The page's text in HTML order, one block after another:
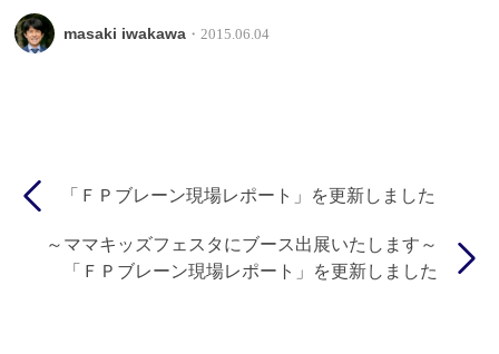
masaki iwakawa ・2015.06.04
「ＦＰブレーン現場レポート」を更新しました
～ママキッズフェスタにブース出展いたします～
「ＦＰブレーン現場レポート」を更新しました